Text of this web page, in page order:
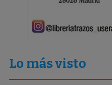
Lo más visto